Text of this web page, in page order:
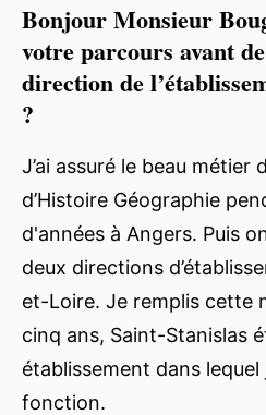
Bonjour Monsieur
votre parcours avant
direction de
?
J’ai assuré le beau métier
d’Histoire Géographie
d'années à Angers. Puis
deux directions
et-Loire. Je remplis cette
cinq ans, Saint-Stanislas
établissement dans lequel
fonction.